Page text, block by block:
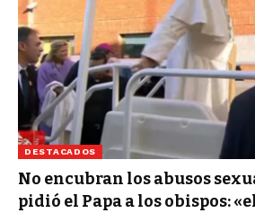
DESTACADOS
No encubran los abusos
pidió el Papa a los obispos: